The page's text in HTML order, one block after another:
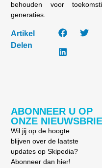
behouden voor
generaties.
Artikel
Delen
ABONNEER U OP
ONZE
Wil jij op de hoogte
blijven over de laatste
updates op Skipedia?
Abonneer dan hier!